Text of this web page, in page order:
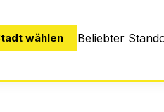
wählen Beliebter